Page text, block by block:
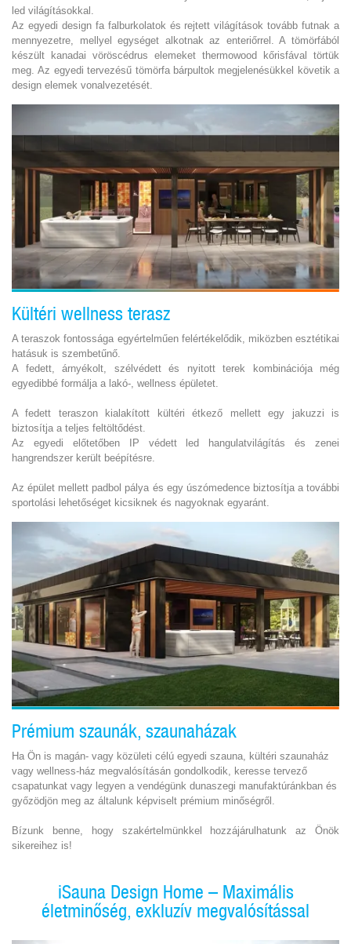
led világításokkal.
Az egyedi design fa falburkolatok és rejtett világítások tovább futnak a
mennyezetre, mellyel egységet alkotnak az enteriőrrel. A tömörfából
készült kanadai vöröscédrus elemeket thermowood kőrisfával törtük
meg. Az egyedi tervezésű tömörfa bárpultok megjelenésükkel követik a
design elemek vonalvezetését.
Kültéri wellness terasz
A teraszok fontossága egyértelműen felértékelődik, miközben esztétikai
hatásuk is szembetűnő.
A fedett, árnyékolt, szélvédett és nyitott terek kombinációja még
egyedibbé formálja a lakó-, wellness épületet.
A fedett teraszon kialakított kültéri étkező mellett egy jakuzzi is
biztosítja a teljes feltöltődést.
Az egyedi előtetőben IP védett led hangulatvilágítás és zenei
hangrendszer került beépítésre.
Az épület mellett padbol pálya és egy úszómedence biztosítja a további
sportolási lehetőséget kicsiknek és nagyoknak egyaránt.
Prémium szaunák, szaunaházak
Ha Ön is magán- vagy közületi célú egyedi szauna, kültéri szaunaház
vagy wellness-ház megvalósításán gondolkodik, keresse tervező
csapatunkat vagy legyen a vendégünk dunaszegi manufaktúránkban és
győzödjön meg az általunk képviselt prémium minőségről.
Bízunk benne, hogy szakértelmünkkel hozzájárulhatunk az Önök
sikereihez is!
iSauna Design Home – Maximális
életminőség, exkluzív megvalósítással